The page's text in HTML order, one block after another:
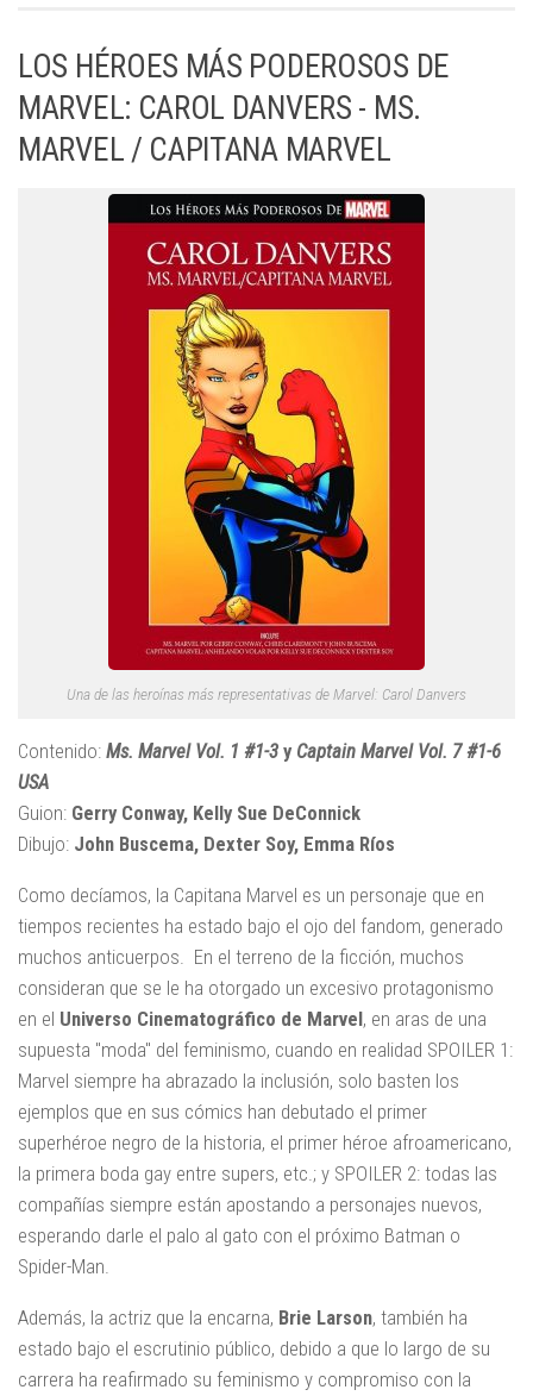
LOS HÉROES MÁS PODEROSOS DE
MARVEL: CAROL DANVERS - MS.
MARVEL / CAPITANA MARVEL
Una de las heroínas más representativas de Marvel: Carol Danvers
Contenido: Ms. Marvel Vol. 1 #1-3 y Captain Marvel Vol. 7 #1-6
USA
Guion: Gerry Conway, Kelly Sue DeConnick
Dibujo: John Buscema, Dexter Soy, Emma Ríos
Como decíamos, la Capitana Marvel es un personaje que en
tiempos recientes ha estado bajo el ojo del fandom, generado
muchos anticuerpos. En el terreno de la ficción, muchos
consideran que se le ha otorgado un excesivo protagonismo
en el Universo Cinematográfico de Marvel, en aras de una
supuesta "moda" del feminismo, cuando en realidad SPOILER 1:
Marvel siempre ha abrazado la inclusión, solo basten los
ejemplos que en sus cómics han debutado el primer
superhéroe negro de la historia, el primer héroe afroamericano,
la primera boda gay entre supers, etc.; y SPOILER 2: todas las
compañías siempre están apostando a personajes nuevos,
esperando darle el palo al gato con el próximo Batman o
Spider-Man.
Además, la actriz que la encarna, Brie Larson, también ha
estado bajo el escrutinio público, debido a que lo largo de su
carrera ha reafirmado su feminismo y compromiso con la